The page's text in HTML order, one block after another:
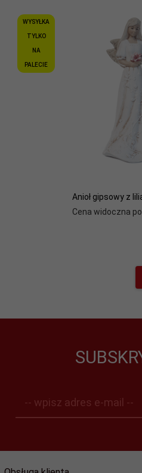
WYSYŁKA
TYLKO
NA
PALECIE
Anioł gipsowy z
Cena widoczna
-- wpisz adres e-mail --